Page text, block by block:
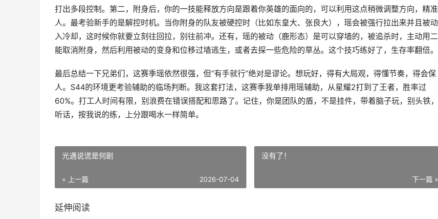
打出多段控制。第二，附身后，你的一技能释放方向是跟着你英雄的面向的，可以利用这点稍微调整方向，精
人。最考验新手的是解控时机。当你附身的队友被硬控时（比如东皇大、张良大），瑶会被强行拉出来并且被
入冷却，这时候你就要立刻往回拉，别往前冲。还有，瑶的被动（鹿形态）是可以穿墙的，被追杀时，主动用
能取消附身，然后利用被动的变身和位移过墙逃生，或者去探一些危险的草丛。这个技巧练好了，生存率翻倍。
最后总结一下兄弟们，这赛季瑶依然很强，但“有手就行”绝对是谬论。想玩好，得有大局观，得懂节奏，得会保
人。S44的环境更考验辅助的临场判断。我这套打法，这赛季我单排用瑶辅助，从星耀2打到了王者，胜率过
60%。打工人时间有限，别浪费在错误搭配和思路了。记住，你是团队的盾，不是挂件，带着脑子玩，别头铁，
听话，按我说的练，上分跟喝水一样简单。
光遇说谎是何剧
« 上一篇 2026-07-04
没有了！
下一篇 »
延伸阅读